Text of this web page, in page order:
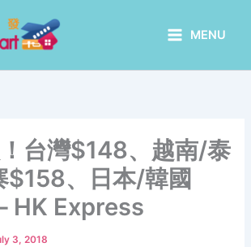
MENU
台灣$148、越南/泰
$158、日本/韓國
HK Express
3, 2018